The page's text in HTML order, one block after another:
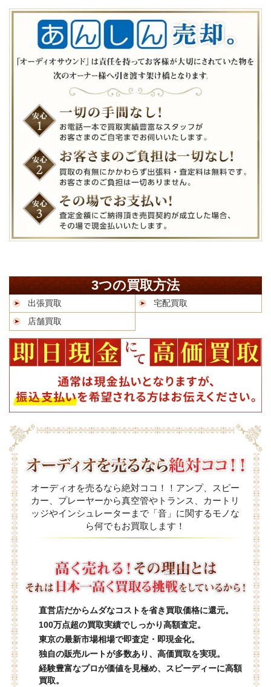
3つの買取方法
出張買取
宅配買取
店舗買取
オーディオを売るなら絶対ココ！！アンプ、スピー
カー、プレーヤーから真空管やトランス、カートリ
ッジやインシュレーターまで「音」に関するモノな
ら何でもお買取します！
直営店だからムダなコストを省き買取価格に還元。
100万点超の買取実績でしっかり高額査定。
東京の最新市場相場で即査定・即現金化。
独自の販売ルートが多数あり、高価買取を実現。
経験豊富なプロが価値を見極め、スピーディーに高額
買取。